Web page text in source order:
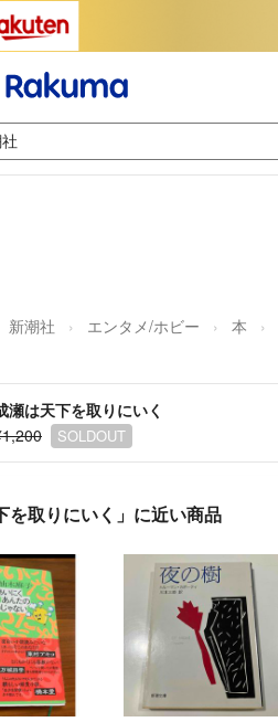
新潮社 エンタメ/ホビー 本
瀬は天下を取りにいく
SOLDOUT
を取りにいく」に近い商品